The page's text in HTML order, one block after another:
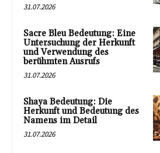
31.07.2026
Sacre Bleu Bedeutung: Eine
Untersuchung der Herkunft
und Verwendung des
berühmten Ausrufs
31.07.2026
Shaya Bedeutung: Die
Herkunft und Bedeutung des
Namens im Detail
31.07.2026